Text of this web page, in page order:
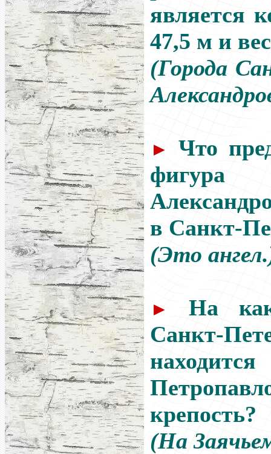
является
47,5 м и
(Города
►
Что
фигура
в Санкт-
(Это
►
На
Санкт-
находится
крепость?
(На